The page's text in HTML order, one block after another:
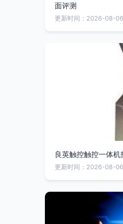
面评测
更新时间：2026-08-
良英触控触控一体机
更新时间：2026-08-